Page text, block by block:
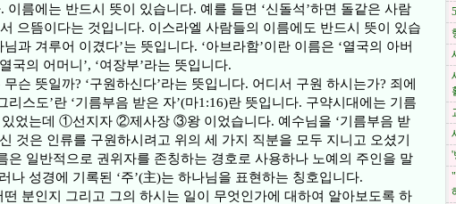
이름에는 반드시 뜻이 있습니다. 예를 들면 ‘신돌석’하면 돌같은 사람
으뜸이다는 것입니다. 이스라엘 사람들의 이름에도 반드시 뜻이 있습
님과 겨루어 이겼다’는 뜻입니다. ‘아브라함’이란 이름은 ‘열국의 아버
국의 어머니’, ‘여장부’라는 뜻입니다.
슨 뜻일까? ‘구원하신다’라는 뜻입니다. 어디서 구원 하시는가? 죄에
리스도’란 ‘기름부음 받은 자’(마1:16)란 뜻입니다. 구약시대에는 기름
있었는데 ①선지자 ②제사장 ③왕 이었습니다. 예수님을 ‘기름부음 받
것은 인류를 구원하시려고 위의 세 가지 직분을 모두 지니고 오셨기
은 일반적으로 권위자를 존칭하는 경호로 사용하나 노예의 주인을 말
나 성경에 기록된 ‘주’(主)는 하나님을 표현하는 칭호입니다.
떤 분인지 그리고 그의 하시는 일이 무엇인가에 대하여 알아보도록 하
'